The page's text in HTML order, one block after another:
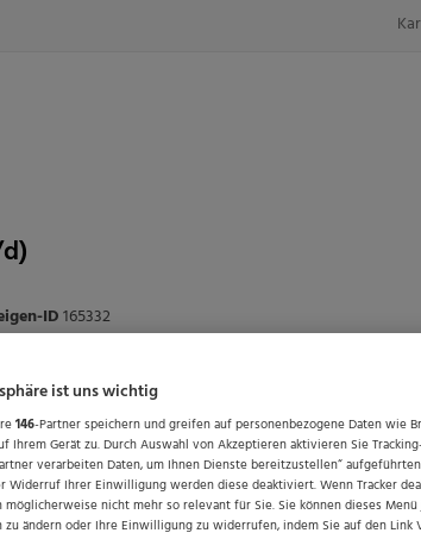
ID165332
Berufsfelder
Arzt:
ist uns wichtig
146-Partner speichern und greifen auf personenbezogene Daten wie
Ihrem Gerät zu. Durch Auswahl von Akzeptieren aktivieren Sie
verarbeiten Daten, um Ihnen Dienste bereitzustellen“
Widerruf Ihrer Einwilligung werden diese deaktiviert. Wenn Tracker
möglicherweise nicht mehr so relevant für Sie. Sie können dieses
zu ändern oder Ihre Einwilligung zu widerrufen, indem Sie auf den